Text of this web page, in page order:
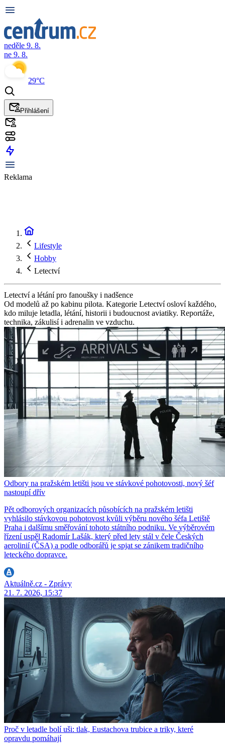
neděle 9. 8.
ne 9. 8.
29°C
Přihlášení
Reklama
Lifestyle
Hobby
Letectví
Letectví a létání pro fanoušky i nadšence
Od modelů až po kabinu pilota. Kategorie Letectví osloví každého,
kdo miluje letadla, létání, historii i budoucnost aviatiky. Reportáže,
technika, zákulisí i adrenalin ve vzduchu.
Odbory na pražském letišti jsou ve stávkové pohotovosti, nový šéf
nastoupí dřív
Pět odborových organizacích působících na pražském letišti
vyhlásilo stávkovou pohotovost kvůli výběru nového šéfa Letiště
Praha i dalšímu směřování tohoto státního podniku. Ve výběrovém
řízení uspěl Radomír Lašák, který před lety stál v čele Českých
aerolinií (ČSA) a podle odborářů je spjat se zánikem tradičního
leteckého dopravce.
Aktuálně.cz - Zprávy
21. 7. 2026, 15:37
Proč v letadle bolí uši: tlak, Eustachova trubice a triky, které
opravdu pomáhají